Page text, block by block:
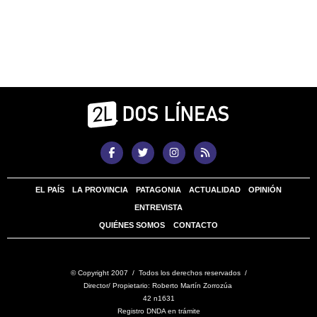
EL PAÍS LA PROVINCIA PATAGONIA ACTUALIDAD OPINIÓN
ENTREVISTA
QUIÉNES SOMOS CONTACTO
© Copyright 2007 / Todos los derechos reservados /
Director/ Propietario: Roberto Martín Zorrozúa
42 n1631
Registro DNDA en trámite